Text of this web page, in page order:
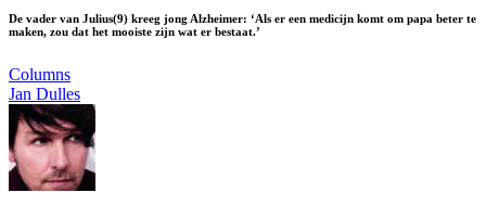
De vader van Julius(9) kreeg jong Alzheimer: ‘Als er een medicijn komt om papa beter te
maken, zou dat het mooiste zijn wat er bestaat.’
Columns
Jan Dulles